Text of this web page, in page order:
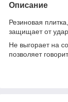
Описание
Резиновая
защищает от
Не выгорает на
позволяет